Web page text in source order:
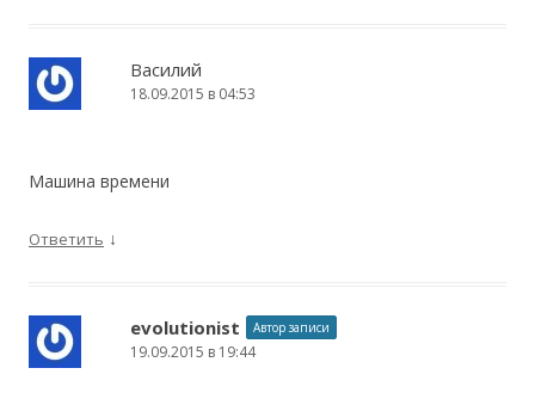
Василий
18.09.2015 в 04:53
Машина времени
Ответить ↓
evolutionist Автор записи
19.09.2015 в 19:44